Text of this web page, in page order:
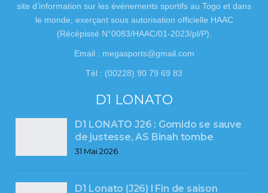
site d’information sur les événements sportifs au Togo et dans
le monde, exerçant sous autorisation officielle HAAC
(Récépissé N°0083/HAAC/01-2023/pl/P).
Email : megasports@gmail.com
Tél : (00228) 90 79 69 83
D1 LONATO
D1 LONATO J26 : Gomido se sauve
de justesse, AS Binah tombe
31 Mai 2026
D1 Lonato (J26) l Fin de saison